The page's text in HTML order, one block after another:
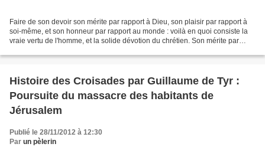
Faire de son devoir son mérite par rapport à Dieu, son plaisir par rapport à
soi-même, et son honneur par rapport au monde : voilà en quoi consiste la
vraie vertu de l'homme, et la solide dévotion du chrétien. Son mérite par
Histoire des Croisades par Guillaume de Tyr :
Poursuite du massacre des habitants de
Jérusalem
Publié le 28/11/2012 à 12:30
Par un pèlerin